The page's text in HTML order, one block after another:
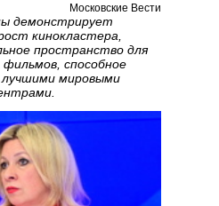
Московские Вести
демонстрирует
кинокластера,
пространство для
фильмов, способное
лучшими мировыми